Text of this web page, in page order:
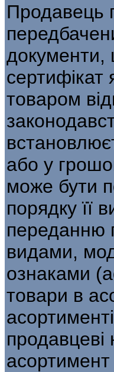
Продавець
документи,
сертифікат
товаром
або у
може бути
порядку її
переданню
видами,
ознаками
товари в